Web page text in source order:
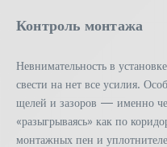
Контроль монтажа
Невнимательность в
свести на нет все усилия.
щелей и зазоров — именно
«разыгрываясь» как по
монтажных пен и